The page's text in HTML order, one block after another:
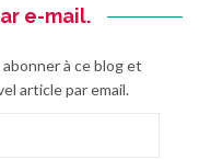
e-mail.
à ce blog et
article par email.